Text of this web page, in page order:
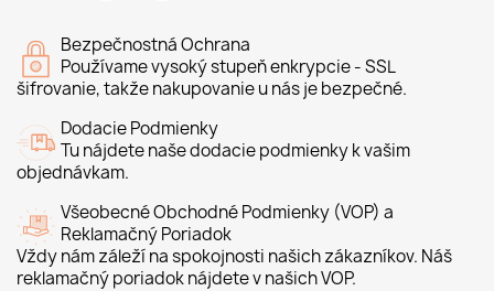
Bezpečnostná Ochrana
Používame vysoký stupeň enkrypcie - SSL
šifrovanie, takže nakupovanie u nás je bezpečné.
Dodacie Podmienky
Tu nájdete naše dodacie podmienky k vašim
objednávkam.
Všeobecné Obchodné Podmienky (VOP) a
Reklamačný Poriadok
Vždy nám záleží na spokojnosti našich zákazníkov. Náš
reklamačný poriadok nájdete v našich VOP.